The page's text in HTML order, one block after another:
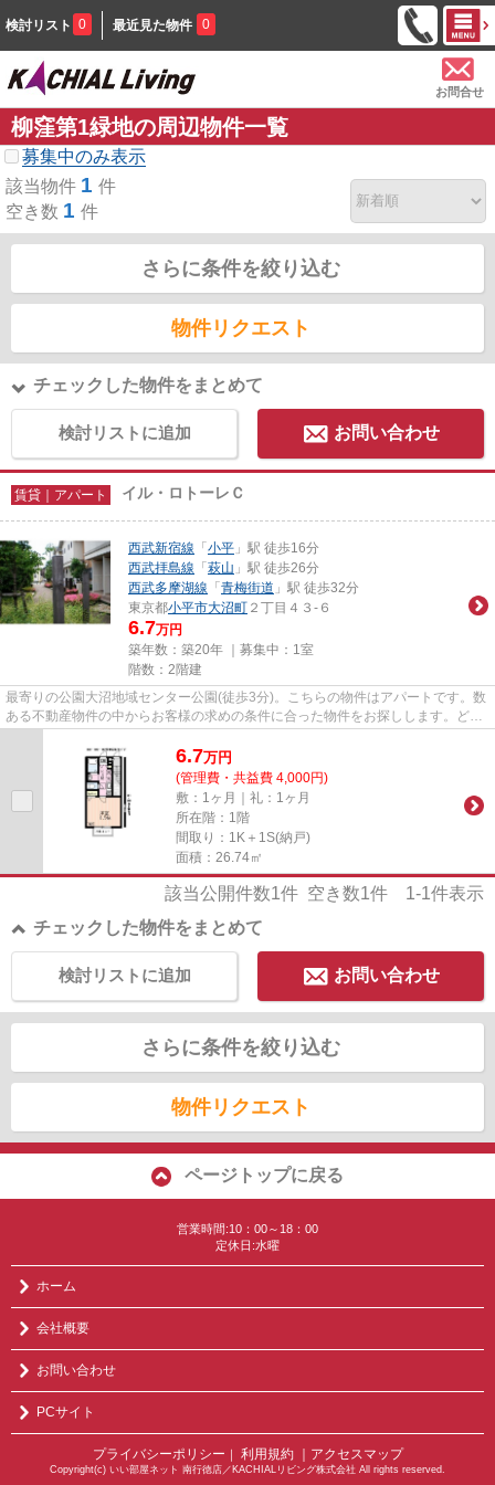
検討リスト 0 最近見た物件 0
お問合せ
柳窪第1緑地の周辺物件一覧
募集中のみ表示
該当物件 1 件
空き数 1 件
さらに条件を絞り込む
物件リクエスト
チェックした物件をまとめて
検討リストに追加 お問い合わせ
賃貸｜アパート イル・ロトーレＣ
西武新宿線 「 小平 」駅 徒歩16分
西武拝島線 「 萩山 」駅 徒歩26分
西武多摩湖線 「 青梅街道 」駅 徒歩32分
東京都小平市大沼町 ２丁目４３-６
6.7万円
築年数：築20年 ｜募集中： 1室
階数：2階建
最寄りの公園大沼地域センター公園(徒歩3分)。こちらの物件はアパートです。数
ある不動産物件の中からお客様の求めの条件に合った物件をお探しします。どう
6.7万円
(管理費・共益費 4,000円)
敷：1ヶ月｜礼：1ヶ月
所在階：1階
間取り：1K＋1S(納戸)
面積：26.74㎡
該当公開件数1件 空き数1件 1-1件表示
チェックした物件をまとめて
お問い合わせ
検討リストに追加
さらに条件を絞り込む
物件リクエスト
ページトップに戻る
営業時間:10：00～18：00
定休日:水曜
ホーム
会社概要
お問い合わせ
PCサイト
プライバシーポリシー ｜ 利用規約 ｜アクセスマップ
Copyright(c) いい部屋ネット 南行徳店／KACHIALリビング株式会社 All rights reserved.